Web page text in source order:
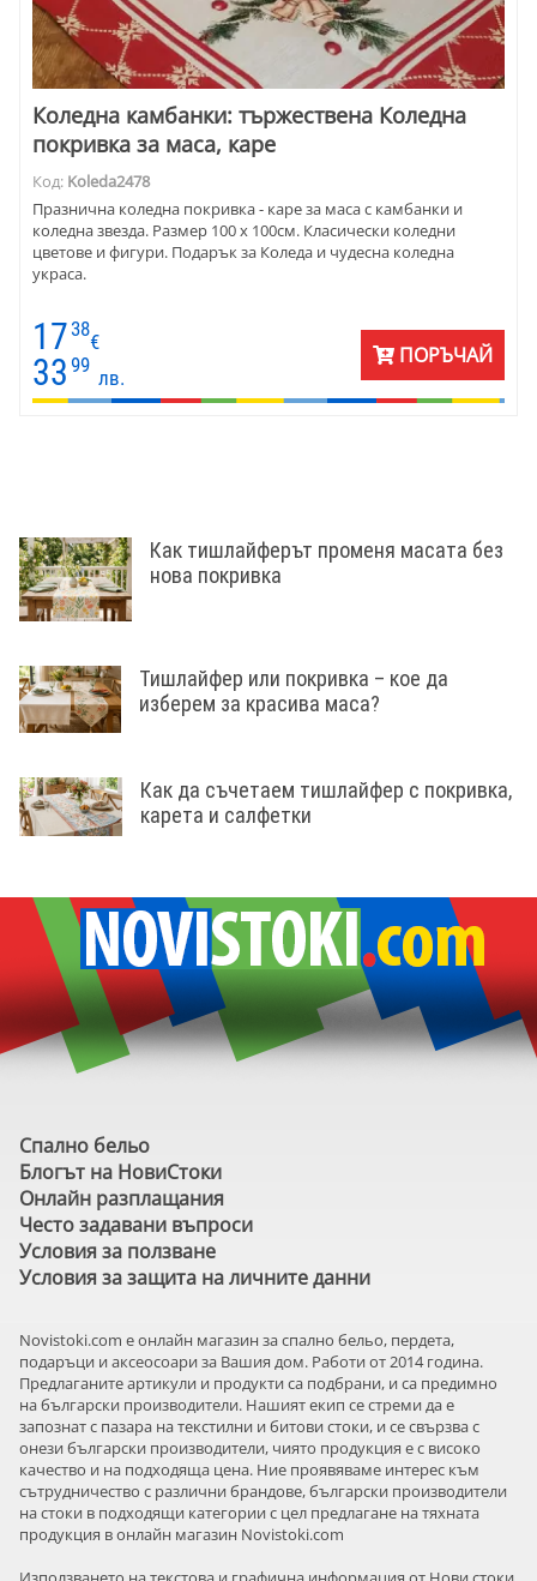
Коледнa камбанки: тържествена Коледна
покривка за маса, каре
Код: Koleda2478
Празнична коледна покривка - каре за маса с камбанки и
коледна звезда. Размер 100 х 100см. Класически коледни
цветове и фигури. Подарък за Коледа и чудесна коледна
украса.
17 38
€
33 99
лв.
ПОРЪЧАЙ
Как тишлайферът променя масата без
нова покривка
Тишлайфер или покривка – кое да
изберем за красива маса?
Как да съчетаем тишлайфер с покривка,
карета и салфетки
Спално бельо
Блогът на НовиСтоки
Онлайн разплащания
Често задавани въпроси
Условия за ползване
Условия за защита на личните данни
Novistoki.com e онлайн магазин за спално бельо, пердета,
подаръци и аксеосоари за Вашия дом. Работи от 2014 година.
Предлаганите артикули и продукти са подбрани, и са предимно
на български производители. Нашият екип се стреми да е
запознат с пазара на текстилни и битови стоки, и се свързва с
онези български производители, чиято продукция е с високо
качество и на подходяща цена. Ние проявяваме интерес към
сътрудничество с различни брандове, български производители
на стоки в подходящи категории с цел предлагане на тяхната
продукция в онлайн магазин Novistoki.com